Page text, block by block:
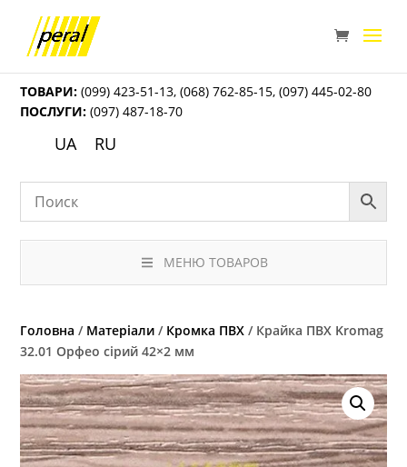
ТОВАРИ: (099) 423-51-13,(068) 762-85-15,(097) 445-02-80
ПОСЛУГИ: (097) 487-18-70
UA RU
МЕНЮ ТОВАРОВ
Головна / Матеріали / Кромка ПВХ / Крайка ПВХ Kromag
32.01 Орфео сірий 42×2 мм